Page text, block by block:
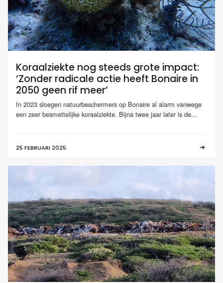
Koraalziekte nog steeds grote impact:
‘Zonder radicale actie heeft Bonaire in
2050 geen rif meer’
In 2023 sloegen natuurbeschermers op Bonaire al alarm vanwege
een zeer besmettelijke koraalziekte. Bijna twee jaar later is de...
25 FEBRUARI 2025